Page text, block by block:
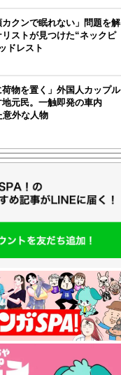
クンで眠れない」問題を解
ストが見つけた“ネックピ
ドレスト
荷物を置く」外国人カップル
元民。一触即発の車内
意外な人物